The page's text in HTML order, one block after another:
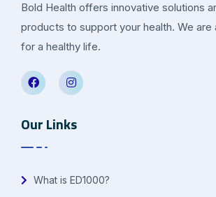
Bold Health offers innovative solutions
products to support your health. We are
for a healthy life.
Our Links
What is ED1000?